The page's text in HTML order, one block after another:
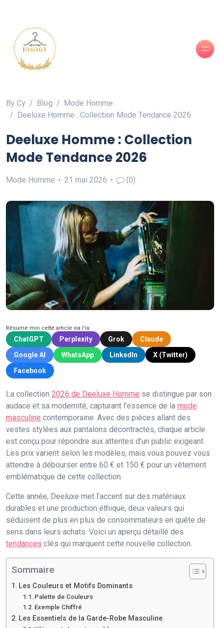
By Cy Blog
Mode Homme
Deeluxe Homme : Collection Mode Tendance 2026
Deeluxe Homme : Collection
Mode Tendance 2026
Mode Homme 21 mai 2026 (0)
Résume moi cette article via l'ia
ChatGPT Perplexity Grok
Claude
Google AI
WhatsApp LinkedIn
X (Twitter)
Facebook
La collection 2026 de Deeluxe Homme se distingue par son
audace et sa modernité, capturant l’essence de la mode
masculine contemporaine. Avec des pièces allant des
vestes stylées aux pantalons décontractés, chaque article
est conçu pour répondre aux attentes d’un public exigeant.
Les prix varient selon les modèles, mais vous pouvez vous
attendre à débourser entre 60 € et 150 € pour un vêtement
emblématique de cette collection.
Cette année, Deeluxe met l’accent sur des matériaux
durables et une production éthique, deux valeurs qui
séduisent de plus en plus de consommateurs en quête de
sens dans leurs achats. Voici un aperçu détaillé des
tendances clés qui marquent cette nouvelle collection.
Sommaire
Les Couleurs et Motifs Dominants
Palette de Couleurs
Exemple Chiffré
Les Essentiels de la Garde-Robe Masculine